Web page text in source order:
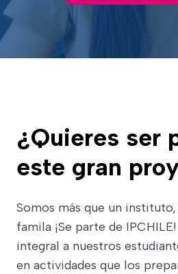
¿Quieres ser
este gran
Somos más que un
famila ¡Se parte de
integral a nuestros
en actividades que los